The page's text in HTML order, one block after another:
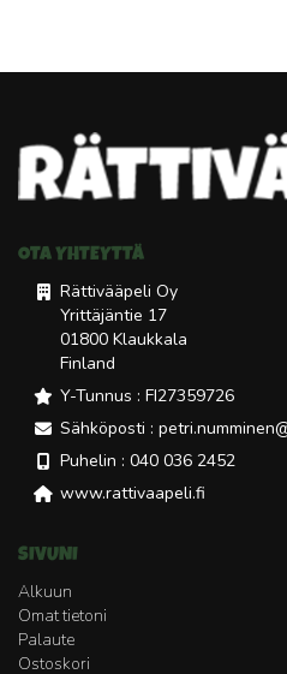
OTA YHTEYTTÄ
Rättivääpeli Oy
Yrittäjäntie 17
01800 Klaukkala
Finland
Y-Tunnus : FI27359726
Sähköposti :
Puhelin : 040 036 2452
www.rattivaapeli.fi
SIVUNI
Alkuun
Omat tietoni
Palaute
Ostoskori